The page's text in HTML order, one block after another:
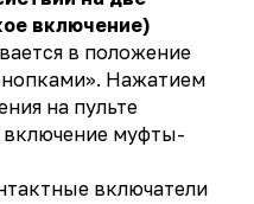
включение)
в положение
Нажатием
на пульте
включение муфты-
включатели